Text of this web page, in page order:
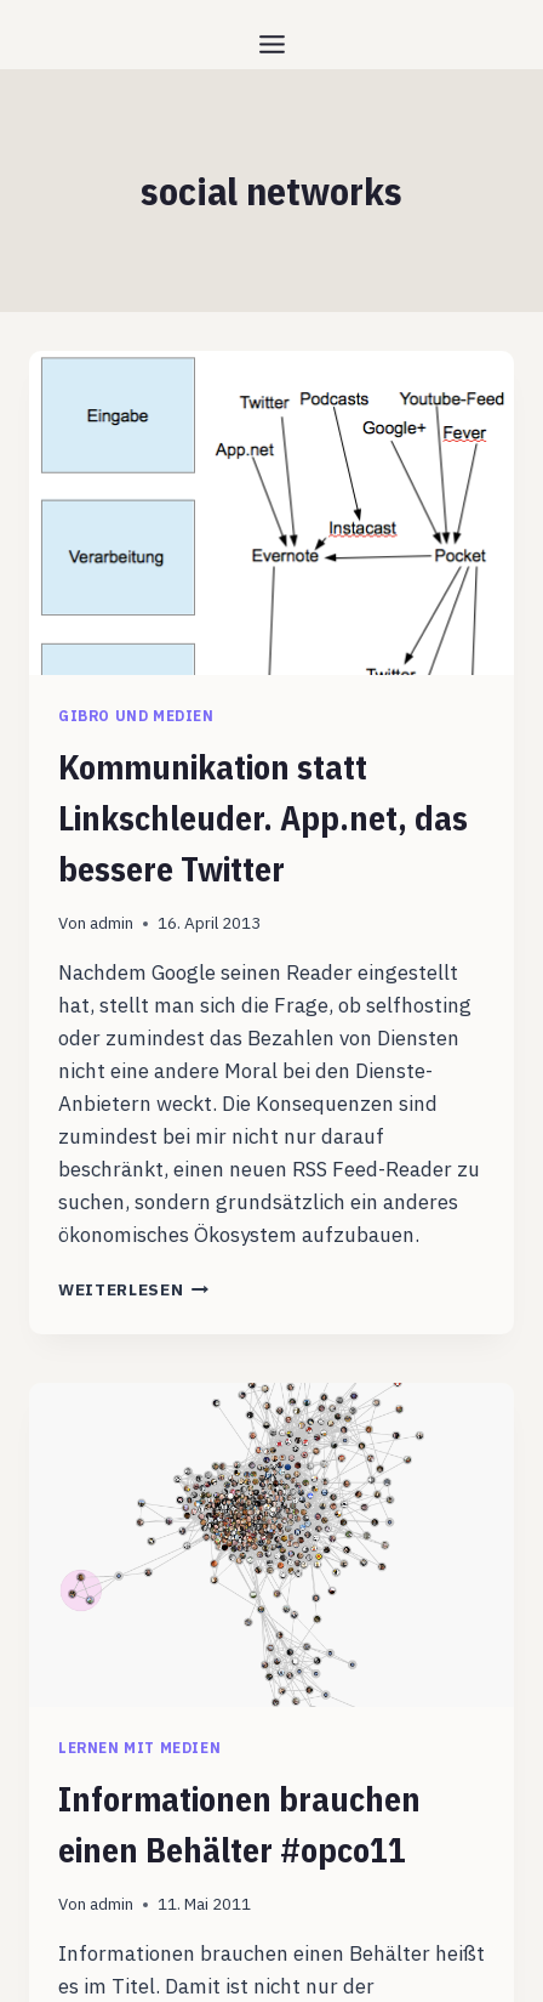
social networks
GIBRO UND MEDIEN
Kommunikation statt
Linkschleuder. App.net, das
bessere Twitter
Von admin 16. April 2013
Nachdem Google seinen Reader eingestellt
hat, stellt man sich die Frage, ob selfhosting
oder zumindest das Bezahlen von Diensten
nicht eine andere Moral bei den Dienste-
Anbietern weckt. Die Konsequenzen sind
zumindest bei mir nicht nur darauf
beschränkt, einen neuen RSS Feed-Reader zu
suchen, sondern grundsätzlich ein anderes
ökonomisches Ökosystem aufzubauen.
WEITERLESEN KOMMUNIKATION
BESSERE
TWITTER
LERNEN MIT MEDIEN
Informationen brauchen
einen Behälter #opco11
Von admin 11. Mai 2011
Informationen brauchen einen Behälter heißt
es im Titel. Damit ist nicht nur der